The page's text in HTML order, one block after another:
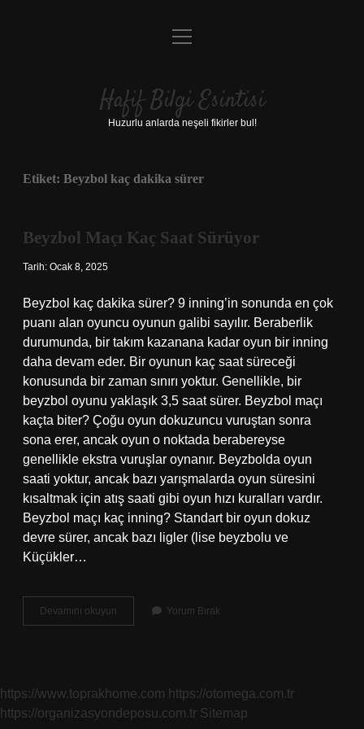
Anasayfa
Yasal Uyarı
menüyü
Hafif Bilgi Esintisi
Huzurlu anlarda neşeli fikirler bul!
Etiket: Beyzbol kaç dakika sürer
Beyzbol Maçı Kaç Saat Sürüyor
Tarih: Ocak 8, 2025
Beyzbol kaç dakika sürer? 9 inning’in sonunda en çok
puanı alan oyuncu oyunun galibi sayılır. Beraberlik
durumunda, bir takım kazanana kadar oyun bir inning
daha devam eder. Bir oyunun kaç saat süreceği
konusunda bir zaman sınırı yoktur. Genellikle, bir
beyzbol oyunu yaklaşık 3,5 saat sürer. Beyzbol maçı
kaçta biter? Çoğu oyun dokuzuncu vuruştan sonra
sona erer, ancak oyun o noktada berabereyse
genellikle ekstra vuruşlar oynanır. Beyzbolda oyun
saati yoktur, ancak bazı yarışmalarda oyun süresini
kısaltmak için atış saati gibi oyun hızı kuralları vardır.
Beyzbol maçı kaç inning? Standart bir oyun dokuz
devre sürer, ancak bazı ligler (lise beyzbolu ve
Küçükler…
Devamını okuyun
Maçı
Yorum Bırak
https://www.toprakhome.com https://otomega.com.tr
https://organizasyondeposu.com.tr Sitemap